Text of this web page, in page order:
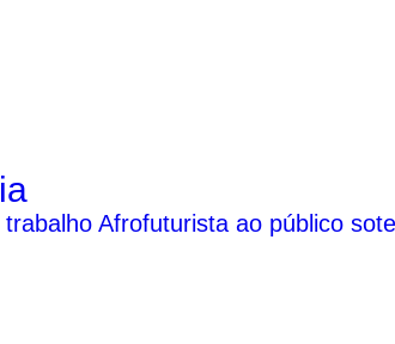
Afrofuturista ao público